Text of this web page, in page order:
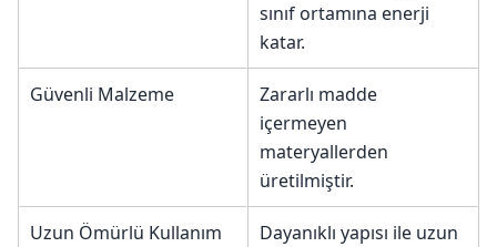
sınıf ortamına enerji
katar.
Güvenli Malzeme
Zararlı madde
içermeyen
materyallerden
üretilmiştir.
Uzun Ömürlü Kullanım
Dayanıklı yapısı ile uzun